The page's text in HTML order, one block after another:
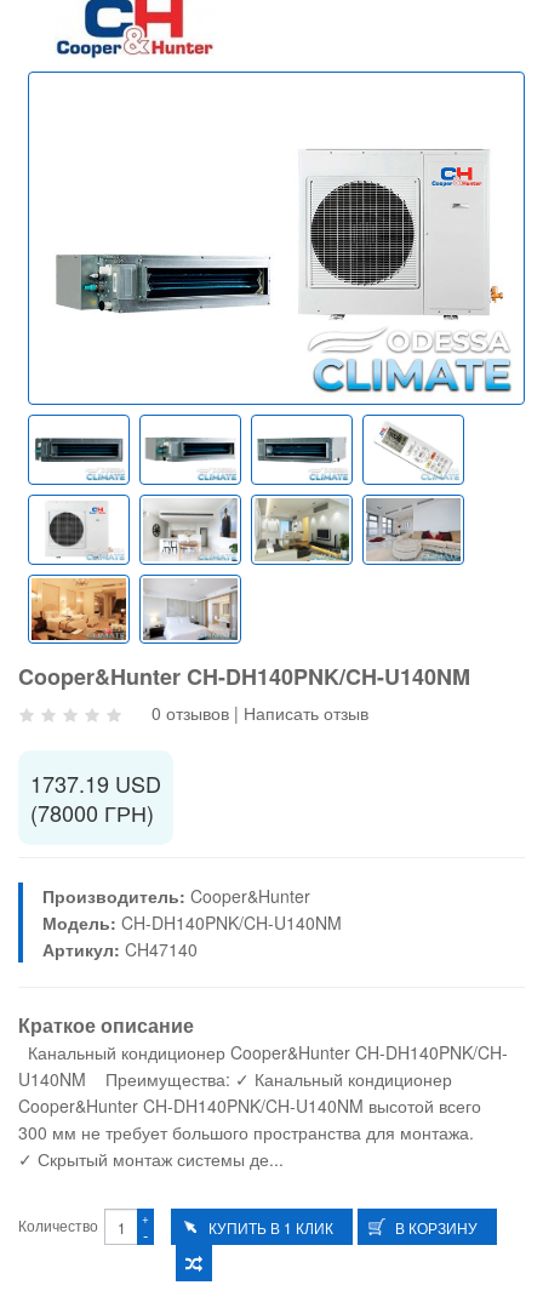
Cooper&Hunter CH-DH140PNK/CH-U140NM
0 отзывов | Написать отзыв
1737.19 USD
(78000 ГРН)
Производитель: Cooper&Hunter
Модель: CH-DH140PNK/CH-U140NM
Артикул: CH47140
Краткое описание
Канальный кондиционер Cooper&Hunter CH-DH140PNK/CH-
U140NM Преимущества: ✓ Канальный кондиционер
Cooper&Hunter CH-DH140PNK/CH-U140NM высотой всего
300 мм не требует большого пространства для монтажа.
✓ Скрытый монтаж системы де...
Количество -
+